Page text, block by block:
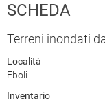
SCHEDA
Terreni inondati
Località
Eboli
Inventario